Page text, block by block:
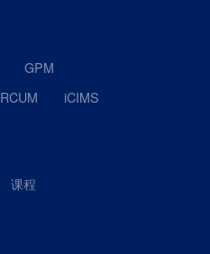
GPM
RCUM iCIMS
课程